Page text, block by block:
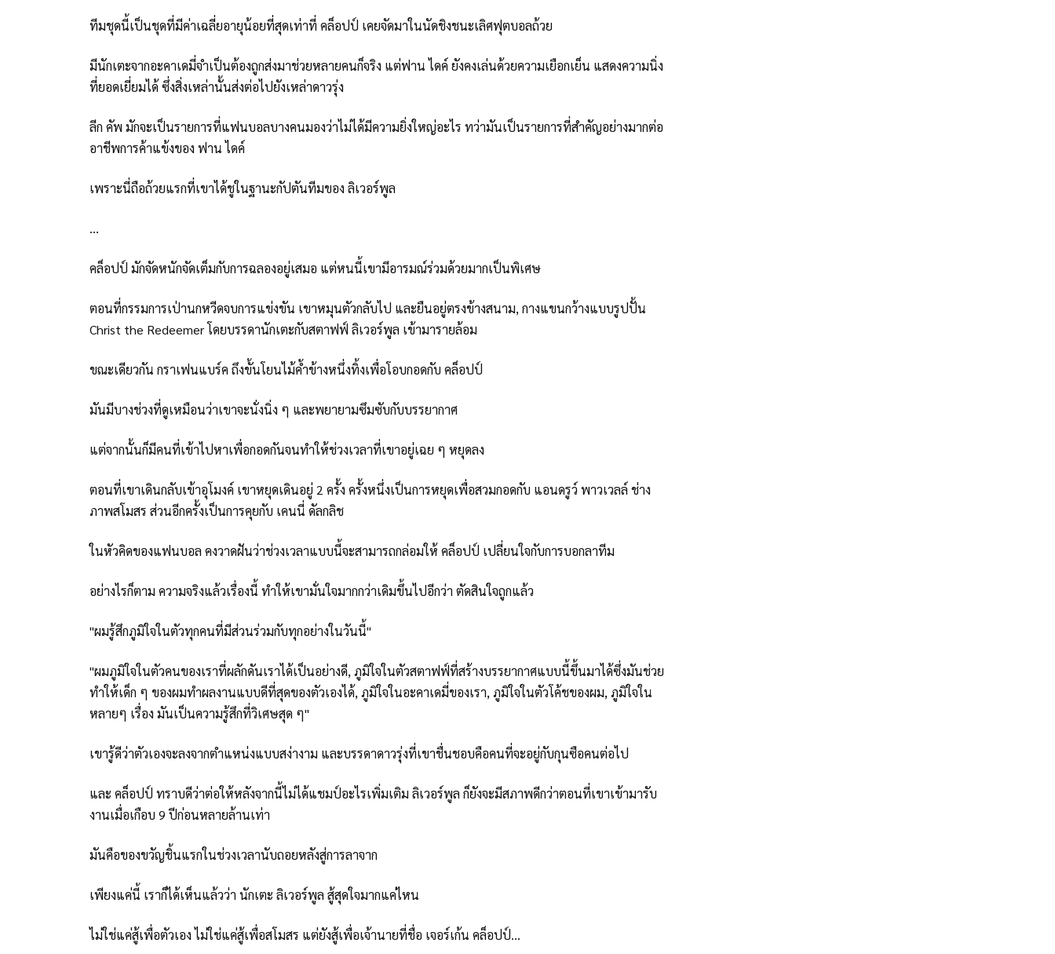
ทีมชุดนี้เป็นชุดที่มีค่าเฉลี่ยอายุน้อยที่สุดเท่าที่ คล็อปป์ เคยจัดมาในนัดชิงชนะเลิศฟุตบอลถ้วย
มีนักเตะจากอะคาเดมี่จำเป็นต้องถูกส่งมาช่วยหลายคนก็จริง แต่ฟาน ไดค์ ยังคงเล่นด้วยความเยือกเย็น แสดงความนิ่ง
ที่ยอดเยี่ยมได้ ซึ่งสิ่งเหล่านั้นส่งต่อไปยังเหล่าดาวรุ่ง
ลีก คัพ มักจะเป็นรายการที่แฟนบอลบางคนมองว่าไม่ได้มีความยิ่งใหญ่อะไร ทว่ามันเป็นรายการที่สำคัญอย่างมากต่อ
อาชีพการค้าแข้งของ ฟาน ไดค์
เพราะนี่ถือถ้วยแรกที่เขาได้ชูในฐานะกัปตันทีมของ ลิเวอร์พูล
...
คล็อปป์ มักจัดหนักจัดเต็มกับการฉลองอยู่เสมอ แต่หนนี้เขามีอารมณ์ร่วมด้วยมากเป็นพิเศษ
ตอนที่กรรมการเป่านกหวีดจบการแข่งขัน เขาหมุนตัวกลับไป และยืนอยู่ตรงข้างสนาม, กางแขนกว้างแบบรูปปั้น
Christ the Redeemer โดยบรรดานักเตะกับสตาฟฟ์ ลิเวอร์พูล เข้ามารายล้อม
ขณะเดียวกัน กราเฟนแบร์ค ถึงขั้นโยนไม้ค้ำข้างหนึ่งทิ้งเพื่อโอบกอดกับ คล็อปป์
มันมีบางช่วงที่ดูเหมือนว่าเขาจะนั่งนิ่ง ๆ และพยายามซึมซับกับบรรยากาศ
แต่จากนั้นก็มีคนที่เข้าไปหาเพื่อกอดกันจนทำให้ช่วงเวลาที่เขาอยู่เฉย ๆ หยุดลง
ตอนที่เขาเดินกลับเข้าอุโมงค์ เขาหยุดเดินอยู่ 2 ครั้ง ครั้งหนึ่งเป็นการหยุดเพื่อสวมกอดกับ แอนดรูว์ พาวเวลล์ ช่าง
ภาพสโมสร ส่วนอีกครั้งเป็นการคุยกับ เคนนี่ ดัลกลิช
ในหัวคิดของแฟนบอล คงวาดฝันว่าช่วงเวลาแบบนี้จะสามารถกล่อมให้ คล็อปป์ เปลี่ยนใจกับการบอกลาทีม
อย่างไรก็ตาม ความจริงแล้วเรื่องนี้ ทำให้เขามั่นใจมากกว่าเดิมขึ้นไปอีกว่า ตัดสินใจถูกแล้ว
"ผมรู้สึกภูมิใจในตัวทุกคนที่มีส่วนร่วมกับทุกอย่างในวันนี้"
"ผมภูมิใจในตัวคนของเราที่ผลักดันเราได้เป็นอย่างดี, ภูมิใจในตัวสตาฟฟ์ที่สร้างบรรยากาศแบบนี้ขึ้นมาได้ซึ่งมันช่วย
ทำให้เด็ก ๆ ของผมทำผลงานแบบดีที่สุดของตัวเองได้, ภูมิใจในอะคาเดมี่ของเรา, ภูมิใจในตัวโค้ชของผม, ภูมิใจใน
หลายๆ เรื่อง มันเป็นความรู้สึกที่วิเศษสุด ๆ"
เขารู้ดีว่าตัวเองจะลงจากตำแหน่งแบบสง่างาม และบรรดาดาวรุ่งที่เขาชื่นชอบคือคนที่จะอยู่กับกุนซือคนต่อไป
และ คล็อปป์ ทราบดีว่าต่อให้หลังจากนี้ไม่ได้แชมป์อะไรเพิ่มเติม ลิเวอร์พูล ก็ยังจะมีสภาพดีกว่าตอนที่เขาเข้ามารับ
งานเมื่อเกือบ 9 ปีก่อนหลายล้านเท่า
มันคือของขวัญชิ้นแรกในช่วงเวลานับถอยหลังสู่การลาจาก
เพียงแค่นี้ เราก็ได้เห็นแล้วว่า นักเตะ ลิเวอร์พูล สู้สุดใจมากแค่ไหน
ไม่ใช่แค่สู้เพื่อตัวเอง ไม่ใช่แค่สู้เพื่อสโมสร แต่ยังสู้เพื่อเจ้านายที่ชื่อ เจอร์เก้น คล็อปป์...